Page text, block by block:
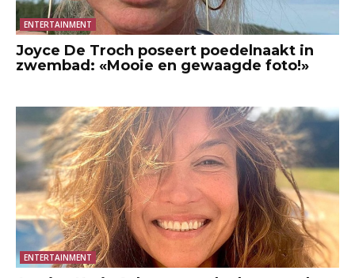
ENTERTAINMENT
Joyce De Troch poseert poedelnaakt in
zwembad: «Mooie en gewaagde foto!»
ENTERTAINMENT